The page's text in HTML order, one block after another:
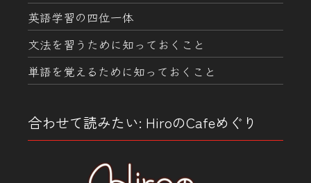
英語学習の四位一体
文法を習うために知っておくこと
単語を覚えるために知っておくこと
合わせて読みたい: HiroのCafeめぐり